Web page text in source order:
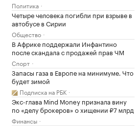
Политика
Четыре человека погибли при взрыве в
автобусе в Сирии
Общество
В Африке поддержали Инфантино
после скандала с продажей прав ЧМ
Спорт
Запасы газа в Европе на минимуме. Что
будет зимой
Подписка на РБК
Экс-глава Mind Money признала вину
по «делу брокеров» о хищении ₽7 млрд
Финансы